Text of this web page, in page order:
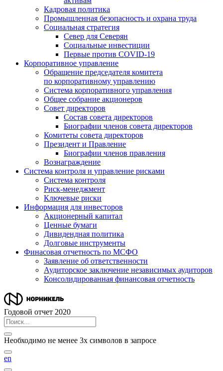
Кадровая политика
Промышленная безопасность и охрана труда
Социальная стратегия
Север для Северян
Социальные инвестиции
Первые против COVID‑19
Корпоративное управление
Обращение председателя комитета
по корпоративному управлению
Система корпоративного управления
Общее собрание акционеров
Совет директоров
Состав совета директоров
Биографии членов совета директоров
Комитеты совета директоров
Президент и Правление
Биографии членов правления
Вознаграждение
Система контроля и управление рисками
Система контроля
Риск-менеджмент
Ключевые риски
Информация для инвесторов
Акционерный капитал
Ценные бумаги
Дивидендная политика
Долговые инструменты
Финасовая отчетность по МСФО
Заявление об ответственности
Аудиторское заключение независимых аудиторов
Консолидированная финансовая отчетность
Годовой отчет 2020
Необходимо не менее 3х символов в запросе
en